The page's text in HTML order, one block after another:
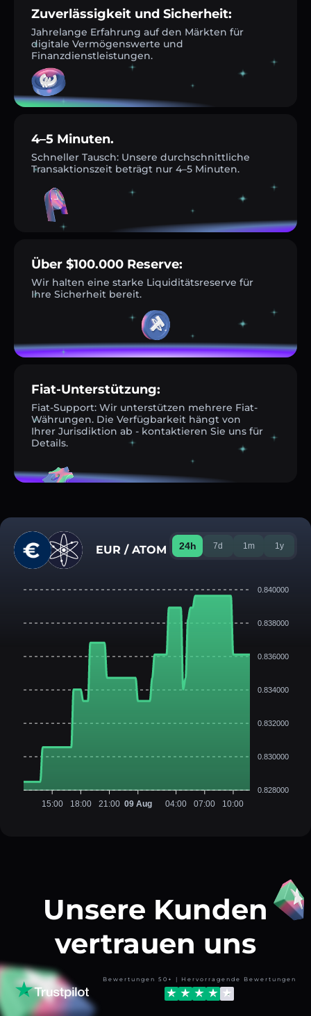
Zuverlässigkeit und Sicherheit:
Jahrelange Erfahrung auf den Märkten für
digitale Vermögenswerte und
Finanzdienstleistungen.
4–5 Minuten.
Schneller Tausch: Unsere durchschnittliche
Transaktionszeit beträgt nur 4–5 Minuten.
Über $100.000 Reserve:
Wir halten eine starke Liquiditätsreserve für
Ihre Sicherheit bereit.
Fiat-Unterstützung:
Fiat-Support: Wir unterstützen mehrere Fiat-
Währungen. Die Verfügbarkeit hängt von
Ihrer Jurisdiktion ab - kontaktieren Sie uns für
Details.
EUR / ATOM 24h 7d 1m 1y
0.840000
0.838000
0.836000
0.834000
0.832000
0.830000
0.828000
15:00 18:00 21:00 09 Aug 04:00 07:00 10:00
Unsere Kunden
vertrauen uns
Bewertungen 50+ | Hervorragende Bewertungen